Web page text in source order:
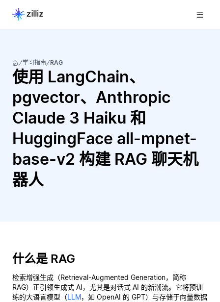
学习指南 RAG
使用 LangChain、
pgvector、Anthropic
Claude 3 Haiku 和
HuggingFace all-mpnet-
base-v2 构建 RAG 聊天机
器人
什么是 RAG
检索增强生成（Retrieval-Augmented Generation，简称
RAG）正引领生成式 AI，尤其是对话式 AI 的新潮流。它将预训
练的大语言模型（LLM，如 OpenAI 的 GPT）与存储于向量数据